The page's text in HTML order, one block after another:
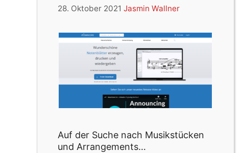
28. Oktober 2021 Jasmin Wallner
Auf der Suche nach Musikstücken
und Arrangements…